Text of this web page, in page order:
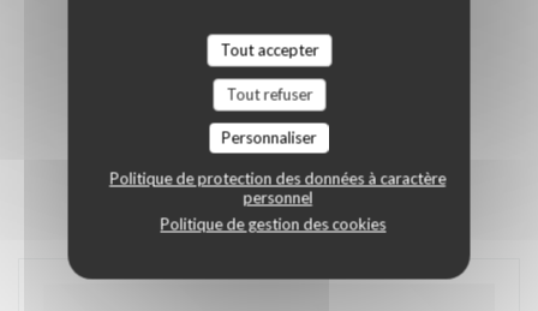
Tout accepter
Tout refuser
Personnaliser
Politique de protection des données à caractère
personnel
Politique de gestion des cookies